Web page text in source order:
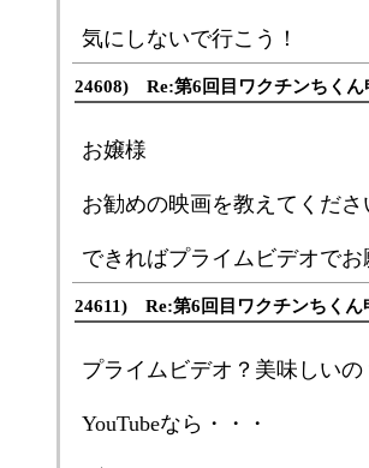
気にしないで行こう！
24608) Re:第6回目ワクチンちくん
お嬢様
お勧めの映画を教えてくださ
できればプライムビデオで
24611) Re:第6回目ワクチンちくん
プライムビデオ？美味しい
YouTubeなら・・・